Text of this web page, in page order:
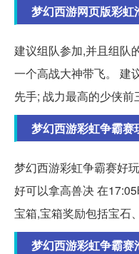
梦幻西游网页版彩虹
建议组队参加,并且组队
一个高战大神带飞。 建
先手; 战力最高的少侠前
梦幻西游彩虹争霸
梦幻西游彩虹争霸赛好
好可以拿高兽决 在
宝箱,宝箱奖励包括宝石
梦幻西游彩虹争霸赛